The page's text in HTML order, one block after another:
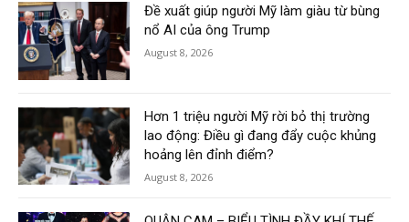
Đề xuất giúp người Mỹ làm giàu từ bùng
nổ AI của ông Trump
August 8, 2026
Hơn 1 triệu người Mỹ rời bỏ thị trường
lao động: Điều gì đang đẩy cuộc khủng
hoảng lên đỉnh điểm?
August 8, 2026